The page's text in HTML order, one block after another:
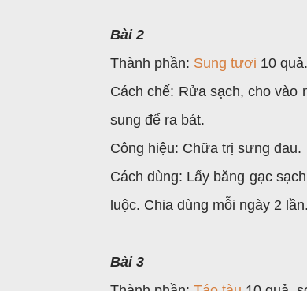
Bài 2
Thành phần: Sung tươi 10 quả.
Cách chế: Rửa sạch, cho
sung để ra bát.
Công hiệu: Chữa trị sưng đau.
Cách dùng: Lấy băng gạc
luộc. Chia dùng mỗi ngày 2 lần.
Bài 3